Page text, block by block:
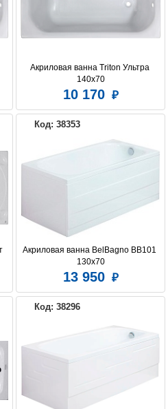
Акриловая ванна Triton Ультра
140x70
10 170
Код: 38353
Акриловая ванна BelBagno BB101
130x70
13 950
Код: 38296